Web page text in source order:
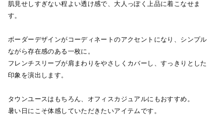
肌見せしすぎない程よい透け感で、大人っぽく上品に着こなせま
す。
ボーダーデザインがコーディネートのアクセントになり、シンプル
ながら存在感のある一枚に。
フレンチスリーブが肩まわりをやさしくカバーし、すっきりとした
印象を演出します。
タウンユースはもちろん、オフィスカジュアルにもおすすめ。
暑い日にこそ体感していただきたいアイテムです。